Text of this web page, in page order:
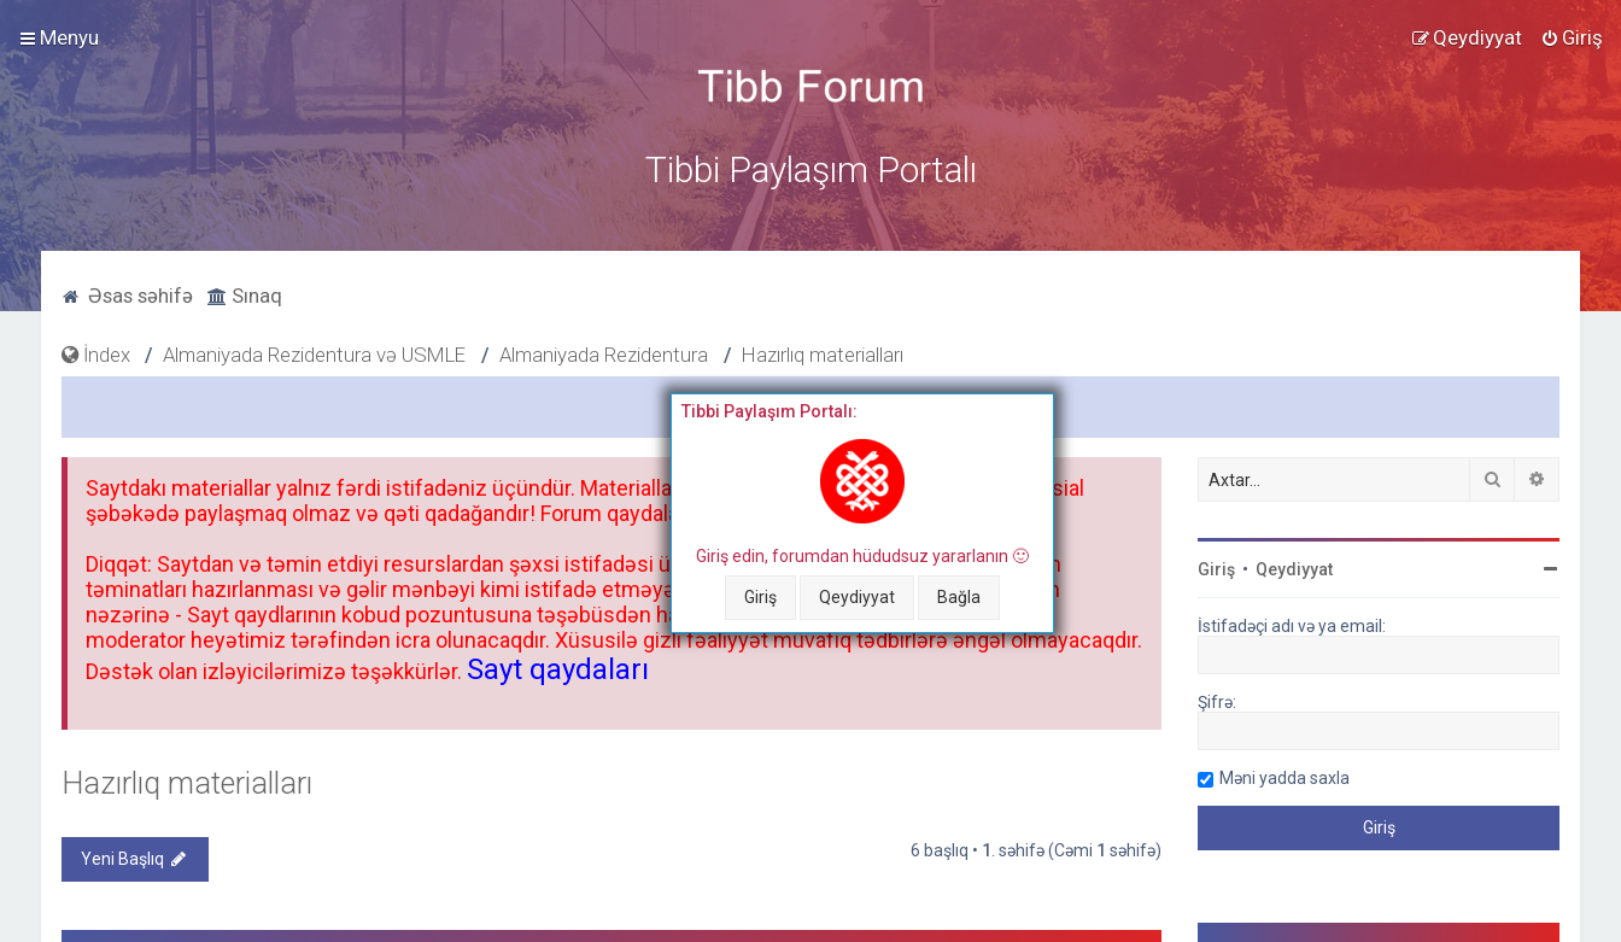
Menyu Giriş
Qeydiyyat
Tibbi Paylaşım Portalı
Əsas səhifə Sınaq
İndex Almaniyada Rezidentura və USMLE Almaniyada Rezidentura Hazırlıq materialları
Bitdi
Tibbi Paylaşım Portalı:
Giriş edin, forumdan hüdudsuz yararlanın 🙂
Giriş Qeydiyyat Bağla
Saytdakı materiallar yalnız fərdi istifadəniz üçündür. Materialları istisnasız heç bir qrupda, saytda və sosial
şəbəkədə paylaşmaq olmaz və qəti qadağandır! Forum qaydaları ilə mütləq tanış olun:
Diqqət: Saytdan və təmin etdiyi resurslardan şəxsi istifadəsi üçün deyil, kənar niyyətlər, xüsusi proqram
təminatları hazırlanması və gəlir mənbəyi kimi istifadə etməyə cəhd göstərənlərin və istifadə edənlərin
nəzərinə - Sayt qaydlarının kobud pozuntusuna təşəbüsdən haqqınızda bütün müvafiq tədbirlər böyük
moderator heyətimiz tərəfindən icra olunacaqdır. Xüsusilə gizli fəaliyyət müvafiq tədbirlərə əngəl olmayacaqdır.
Dəstək olan izləyicilərimizə təşəkkürlər. Sayt qaydaları
Hazırlıq materialları
Yeni Başlıq 6 başlıq • 1 . səhifə (Cəmi 1 səhifə)
Axtar
Giriş • Qeydiyyat
İstifadəçi adı və ya email:
Şifrə:
Məni yadda saxla